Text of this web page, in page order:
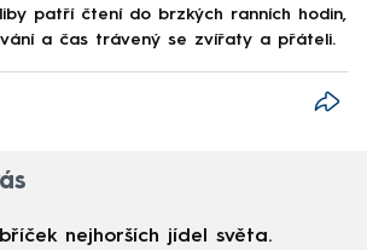
patří čtení do brzkých ranních hodin,
a čas trávený se zvířaty a přáteli.
nejhorších jídel světa.